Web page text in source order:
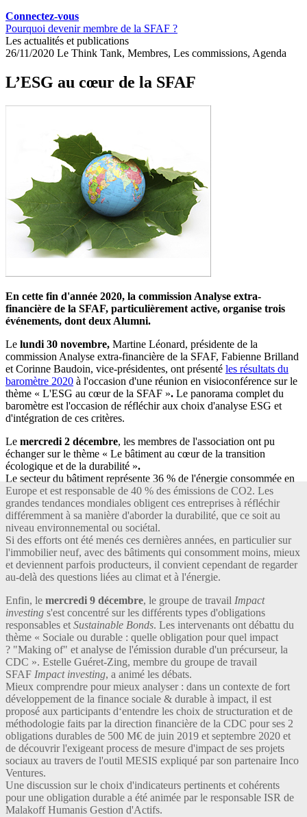
Connectez-vous
Pourquoi devenir membre de la SFAF ?
Les actualités et publications
26/11/2020 Le Think Tank, Membres, Les commissions, Agenda
L’ESG au cœur de la SFAF
En cette fin d'année 2020, la commission Analyse extra-
financière de la SFAF, particulièrement active, organise trois
événements, dont deux Alumni.
Le lundi 30 novembre, Martine Léonard, présidente de la
commission Analyse extra-financière de la SFAF, Fabienne Brilland
et Corinne Baudoin, vice-présidentes, ont présenté les résultats du
baromètre 2020 à l'occasion d'une réunion en visioconférence sur le
thème « L'ESG au cœur de la SFAF ». Le panorama complet du
baromètre est l'occasion de réfléchir aux choix d'analyse ESG et
d'intégration de ces critères.
Le mercredi 2 décembre, les membres de l'association ont pu
échanger sur le thème « Le bâtiment au cœur de la transition
écologique et de la durabilité ».
Le secteur du bâtiment représente 36 % de l'énergie consommée en
Europe et est responsable de 40 % des émissions de CO2. Les
grandes tendances mondiales obligent ces entreprises à réfléchir
différemment à sa manière d'aborder la durabilité, que ce soit au
niveau environnemental ou sociétal.
Si des efforts ont été menés ces dernières années, en particulier sur
l'immobilier neuf, avec des bâtiments qui consomment moins, mieux
et deviennent parfois producteurs, il convient cependant de regarder
au-delà des questions liées au climat et à l'énergie.
Enfin, le mercredi 9 décembre, le groupe de travail Impact
investing s'est concentré sur les différents types d'obligations
responsables et Sustainable Bonds. Les intervenants ont débattu du
thème « Sociale ou durable : quelle obligation pour quel impact
? "Making of" et analyse de l'émission durable d'un précurseur, la
CDC ». Estelle Guéret-Zing, membre du groupe de travail
SFAF Impact investing, a animé les débats.
Mieux comprendre pour mieux analyser : dans un contexte de fort
développement de la finance sociale & durable à impact, il est
proposé aux participants d‘entendre les choix de structuration et de
méthodologie faits par la direction financière de la CDC pour ses 2
obligations durables de 500 M€ de juin 2019 et septembre 2020 et
de découvrir l'exigeant process de mesure d'impact de ses projets
sociaux au travers de l'outil MESIS expliqué par son partenaire Inco
Ventures.
Une discussion sur le choix d'indicateurs pertinents et cohérents
pour une obligation durable a été animée par le responsable ISR de
Malakoff Humanis Gestion d'Actifs.